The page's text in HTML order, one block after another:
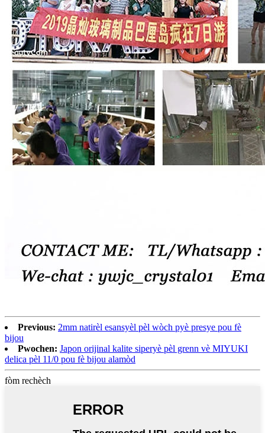
Previous: 2mm natirèl esansyèl pèl wòch pyè presye pou fè
bijou
Pwochen: Japon orijinal kalite siperyè pèl grenn vè MIYUKI
delica pèl 11/0 pou fè bijou alamòd
fòm rechèch